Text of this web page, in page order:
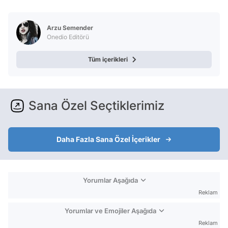
Arzu Semender
Onedio Editörü
Tüm içerikleri
Sana Özel Seçtiklerimiz
Daha Fazla Sana Özel İçerikler
Yorumlar Aşağıda
Reklam
Yorumlar ve Emojiler Aşağıda
Reklam